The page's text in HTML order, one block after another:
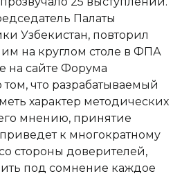
Палаты
Узбекистан, повторил
на круглом столе в ФПА
на сайте Форума
что разрабатываемый
характер методических
мнению, принятие
к многократному
стороны доверителей,
под сомнение каждое